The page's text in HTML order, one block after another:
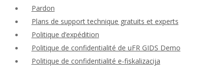
Pardon
Plans de support technique gratuits et experts
Politique d’expédition
Politique de confidentialité de uFR GIDS Demo
Politique de confidentialité e-fiskalizacija